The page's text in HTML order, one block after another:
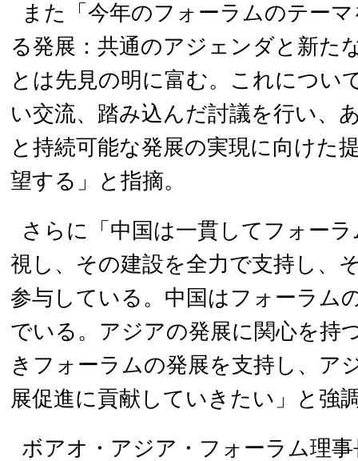
また「今年のフォーラムのテー
る発展：共通のアジェンダと新た
とは先見の明に富む。これについ
い交流、踏み込んだ討議を行い、
と持続可能な発展の実現に向けた
望する」と指摘。
さらに「中国は一貫してフォー
視し、その建設を全力で支持し、
参与している。中国はフォーラム
でいる。アジアの発展に関心を持
きフォーラムの発展を支持し、ア
展促進に貢献していきたい」と強
ボアオ・アジア・フォーラム理